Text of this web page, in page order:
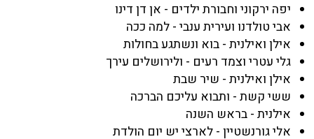
יפה ירקוני וחבורת ילדים - אן דן דינו
אבי טולדנו ועירית ענבי - למה ככה
אילן ואילנית - בוא ונשתגע בחולות
גלי עטרי וצמד רעים - ולירושלים עירך
אילן ואילנית - שיר שבת
ששי קשת - ותבוא עליכם הברכה
אילנית - בראש השנה
אלי גורנשטיין - לארצי יש יום הולדת